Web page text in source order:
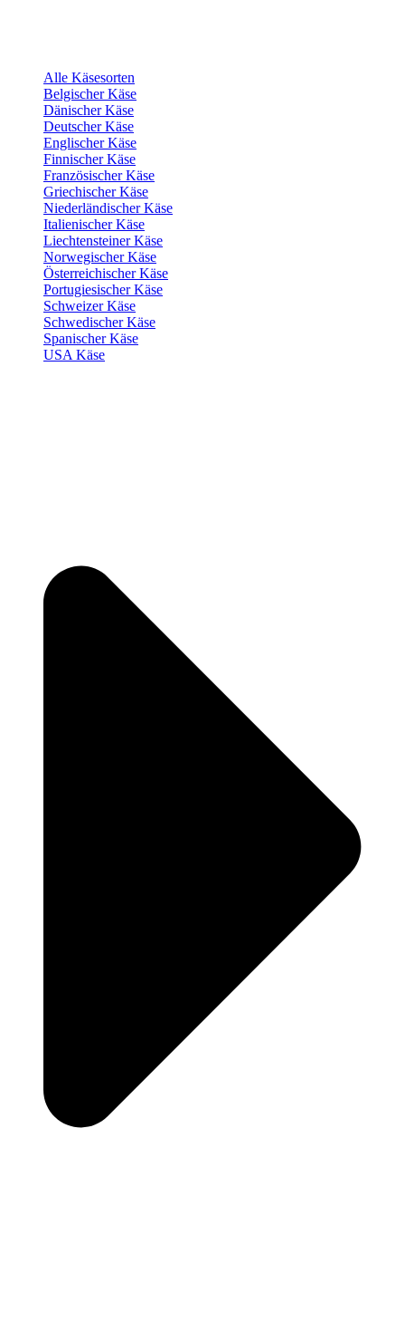
Alle Käsesorten
Belgischer Käse
Dänischer Käse
Deutscher Käse
Englischer Käse
Finnischer Käse
Französischer Käse
Griechischer Käse
Niederländischer Käse
Italienischer Käse
Liechtensteiner Käse
Norwegischer Käse
Österreichischer Käse
Portugiesischer Käse
Schweizer Käse
Schwedischer Käse
Spanischer Käse
USA Käse